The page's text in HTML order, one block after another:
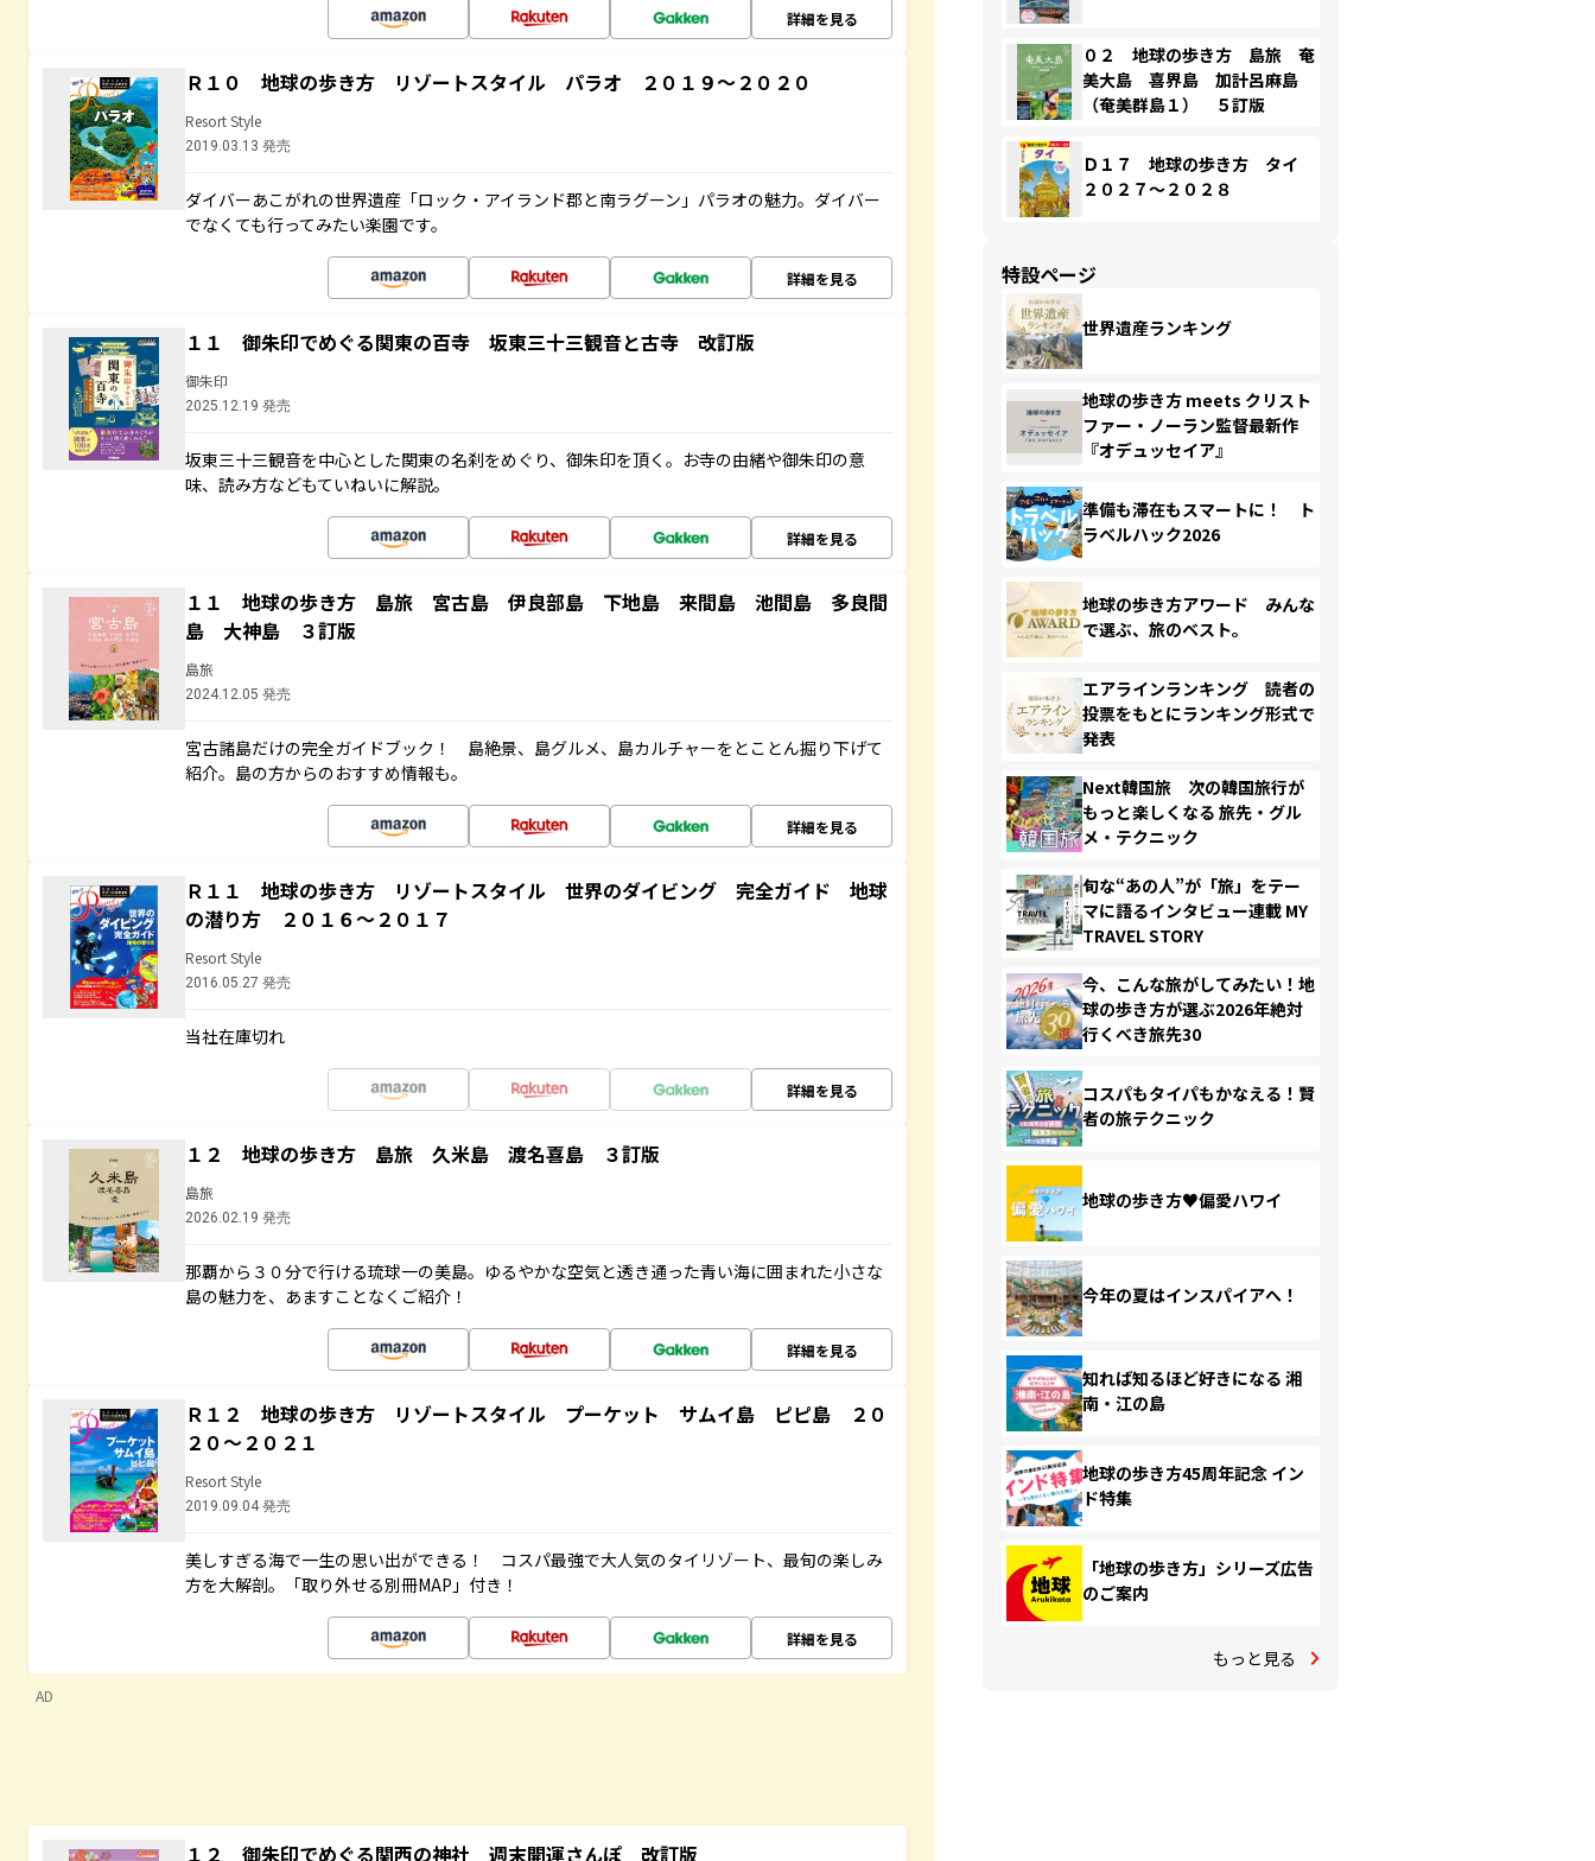
詳細を見る
Ｒ１０ 地球の歩き方 リゾートスタイル パラオ ２０１９～２０２０
Resort Style
2019.03.13 発売
ダイバーあこがれの世界遺産「ロック・アイランド郡と南ラグーン」パラオの魅力。ダイバー
でなくても行ってみたい楽園です。
詳細を見る
１１ 御朱印でめぐる関東の百寺 坂東三十三観音と古寺 改訂版
御朱印
2025.12.19 発売
坂東三十三観音を中心とした関東の名刹をめぐり、御朱印を頂く。お寺の由緒や御朱印の意
味、読み方などもていねいに解説。
詳細を見る
１１ 地球の歩き方 島旅 宮古島 伊良部島 下地島 来間島 池間島 多良間
島 大神島 ３訂版
島旅
2024.12.05 発売
宮古諸島だけの完全ガイドブック！ 島絶景、島グルメ、島カルチャーをとことん掘り下げて
紹介。島の方からのおすすめ情報も。
詳細を見る
Ｒ１１ 地球の歩き方 リゾートスタイル 世界のダイビング 完全ガイド 地球
の潜り方 ２０１６～２０１７
Resort Style
2016.05.27 発売
当社在庫切れ
詳細を見る
１２ 地球の歩き方 島旅 久米島 渡名喜島 ３訂版
島旅
2026.02.19 発売
那覇から３０分で行ける琉球一の美島。ゆるやかな空気と透き通った青い海に囲まれた小さな
島の魅力を、あますことなくご紹介！
詳細を見る
Ｒ１２ 地球の歩き方 リゾートスタイル プーケット サムイ島 ピピ島 ２０
２０～２０２１
Resort Style
2019.09.04 発売
美しすぎる海で一生の思い出ができる！ コスパ最強で大人気のタイリゾート、最旬の楽しみ
方を大解剖。「取り外せる別冊MAP」付き！
詳細を見る
AD
１２ 御朱印でめぐる関西の神社 週末開運さんぽ 改訂版
０２ 地球の歩き方 島旅 奄
美大島 喜界島 加計呂麻島
（奄美群島１） ５訂版
Ｄ１７ 地球の歩き方 タイ
２０２７～２０２８
特設ページ
世界遺産ランキング
地球の歩き方 meets クリスト
ファー・ノーラン監督最新作
『オデュッセイア』
準備も滞在もスマートに！ ト
ラベルハック2026
地球の歩き方アワード みんな
で選ぶ、旅のベスト。
エアラインランキング 読者の
投票をもとにランキング形式で
発表
Next韓国旅 次の韓国旅行が
もっと楽しくなる 旅先・グル
メ・テクニック
旬な“あの人”が「旅」をテー
マに語るインタビュー連載 MY
TRAVEL STORY
今、こんな旅がしてみたい！地
球の歩き方が選ぶ2026年絶対
行くべき旅先30
コスパもタイパもかなえる！賢
者の旅テクニック
地球の歩き方♥偏愛ハワイ
今年の夏はインスパイアへ！
知れば知るほど好きになる 湘
南・江の島
地球の歩き方45周年記念 イン
ド特集
「地球の歩き方」シリーズ広告
のご案内
もっと見る